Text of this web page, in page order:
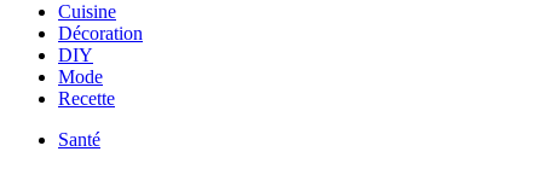
Cuisine
Décoration
DIY
Mode
Recette
Santé